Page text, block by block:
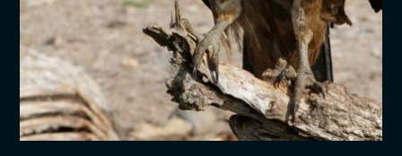
ContactosArtrópodes
Aracnídeos
Crustáceos
Diplópodes
Cnidários
Cordados
Anfíbios
Equinodermes
Angiospérmicas
Briófitas
Gimnospérmicas
Pteridófitas
Fungos
Ascomicetes
Basidiomicetes
Anelídeos
Artrópodes
Braquiópodes
Cnidários
Plantas
Gimnospérmicas
Pteridófitas
Chromista
Glossário
Revista Naturae digital
Financiamento